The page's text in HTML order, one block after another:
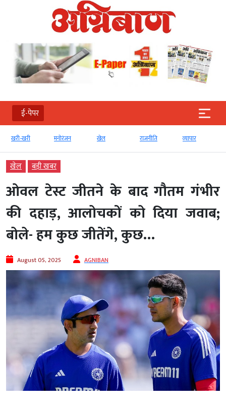
ई-पेपर
खरी-खरी मनोरंजन खेल राजनीति व्‍यापार
खेल बड़ी खबर
ओवल टेस्ट जीतने के बाद गौतम गंभीर
की दहाड़, आलोचकों को दिया जवाब;
बोले- हम कुछ जीतेंगे, कुछ…
August 05, 2025 AGNIBAN